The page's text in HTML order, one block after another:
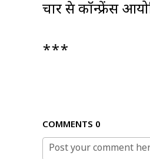
चार प्रेस कॉन्फ्रेंस
***
COMMENTS 0